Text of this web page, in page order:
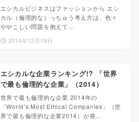
エシカルビジネスはファッションから エシ
カル（倫理的な）っちゅう考え方は、色々
ややこしい問題を抱えて…
2014年12月19日
エシカルな企業ランキング!? 「世界
で最も倫理的な企業」（2014）
世界で最も倫理的な企業 2014年の
「World’s Most Ethical Companies」（世
界で最も倫理的な企業2014）が発…